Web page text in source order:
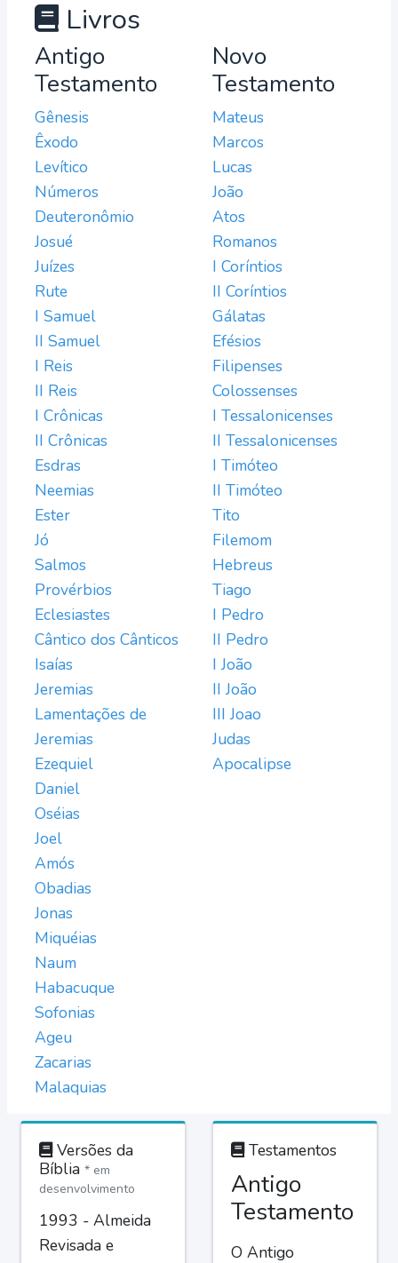
Livros
Antigo
Testamento
Gênesis
Êxodo
Levítico
Números
Deuteronômio
Josué
Juízes
Rute
I Samuel
II Samuel
I Reis
II Reis
I Crônicas
II Crônicas
Esdras
Neemias
Ester
Jó
Salmos
Provérbios
Eclesiastes
Cântico dos Cânticos
Isaías
Jeremias
Lamentações de
Jeremias
Ezequiel
Daniel
Oséias
Joel
Amós
Obadias
Jonas
Miquéias
Naum
Habacuque
Sofonias
Ageu
Zacarias
Malaquias
Novo
Testamento
Mateus
Marcos
Lucas
João
Atos
Romanos
I Coríntios
II Coríntios
Gálatas
Efésios
Filipenses
Colossenses
I Tessalonicenses
II Tessalonicenses
I Timóteo
II Timóteo
Tito
Filemom
Hebreus
Tiago
I Pedro
II Pedro
I João
II João
III Joao
Judas
Apocalipse
Versões da
Bíblia * em
desenvolvimento
1993 - Almeida
Revisada e
Testamentos
Antigo
Testamento
O Antigo